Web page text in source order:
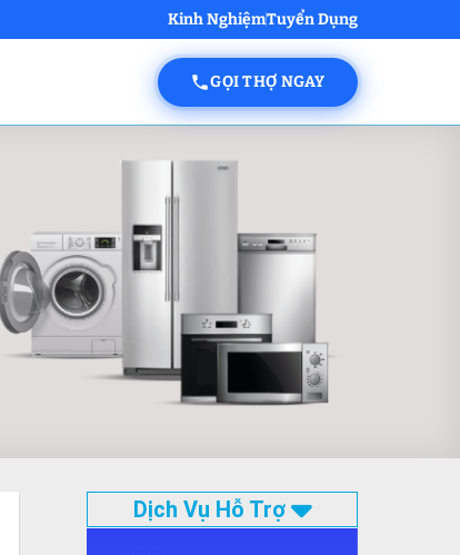
Kinh NghiệmTuyển Dụng
GỌI THỢ NGAY
Dịch Vụ Hỗ Trợ